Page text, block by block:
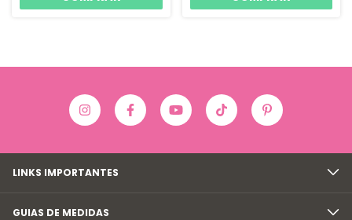
LINKS IMPORTANTES
GUIAS DE MEDIDAS